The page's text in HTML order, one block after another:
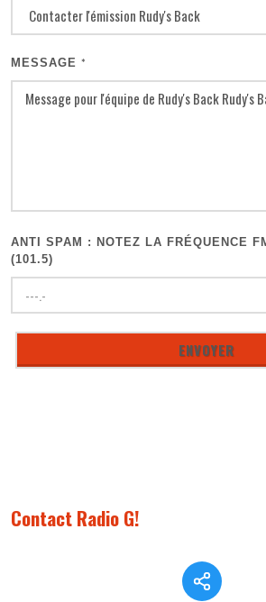
MESSAGE *
ANTI SPAM : NOTEZ LA FRÉQUENCE
(101.5)
Contact Radio G!